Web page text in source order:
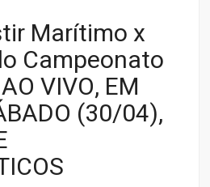
Marítimo x
Campeonato
VIVO, EM
(30/04),